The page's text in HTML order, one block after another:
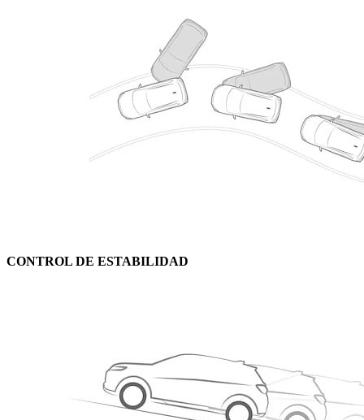
CONTROL DE ESTABILIDAD